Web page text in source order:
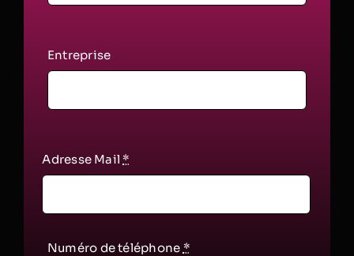
Entreprise
Adresse Mail *
Numéro de téléphone *